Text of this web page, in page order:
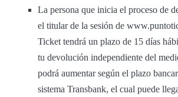
La persona que inicia el proceso de
el titular de la sesión de
Ticket tendrá un plazo de 15 días
tu devolución independiente del
podrá aumentar según el plazo
sistema Transbank, el cual puede